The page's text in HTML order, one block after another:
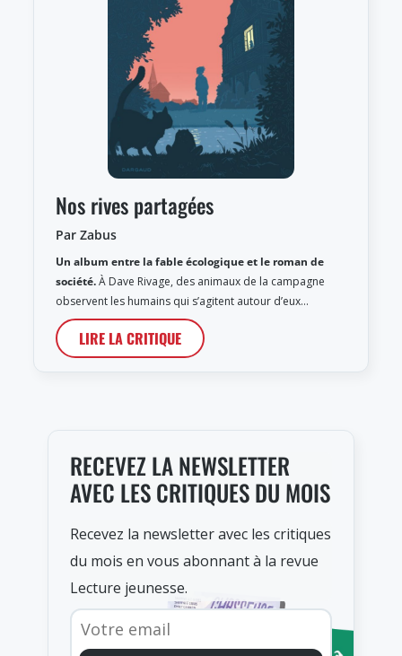
Nos rives partagées
Par Zabus
Un album entre la fable écologique et le roman de
société.À Dave Rivage, des animaux de la campagne
observent les humains qui s’agitent autour d’eux…
LIRE LA CRITIQUE
RECEVEZ LA NEWSLETTER
AVEC LES CRITIQUES DU MOIS
Recevez la newsletter avec les critiques
du mois en vous abonnant à la revue
Lecture jeunesse.